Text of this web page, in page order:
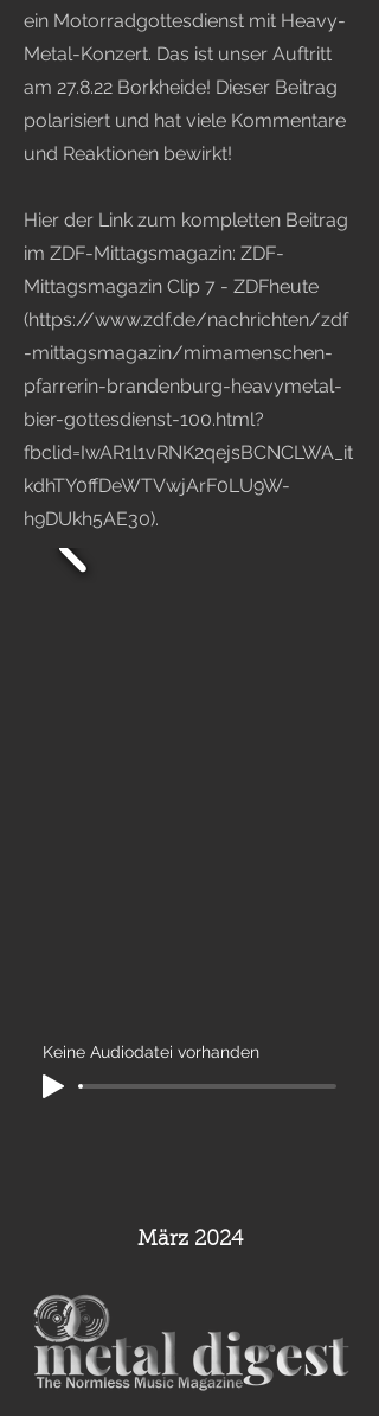
ein Motorradgottesdienst mit Heavy-
Metal-Konzert. Das ist unser Auftritt
am 27.8.22 Borkheide! Dieser Beitrag
polarisiert und hat viele Kommentare
und Reaktionen bewirkt!
Hier der Link zum kompletten Beitrag
im ZDF-Mittagsmagazin: ZDF-
Mittagsmagazin Clip 7 - ZDFheute
(https://www.zdf.de/nachrichten/zdf
-mittagsmagazin/mimamenschen-
pfarrerin-brandenburg-heavymetal-
bier-gottesdienst-100.html?
fbclid=IwAR1l1vRNK2qejsBCNCLWA_it
kdhTY0ffDeWTVwjArF0LU9W-
h9DUkh5AE30).
Keine Audiodatei vorhanden
März 2024